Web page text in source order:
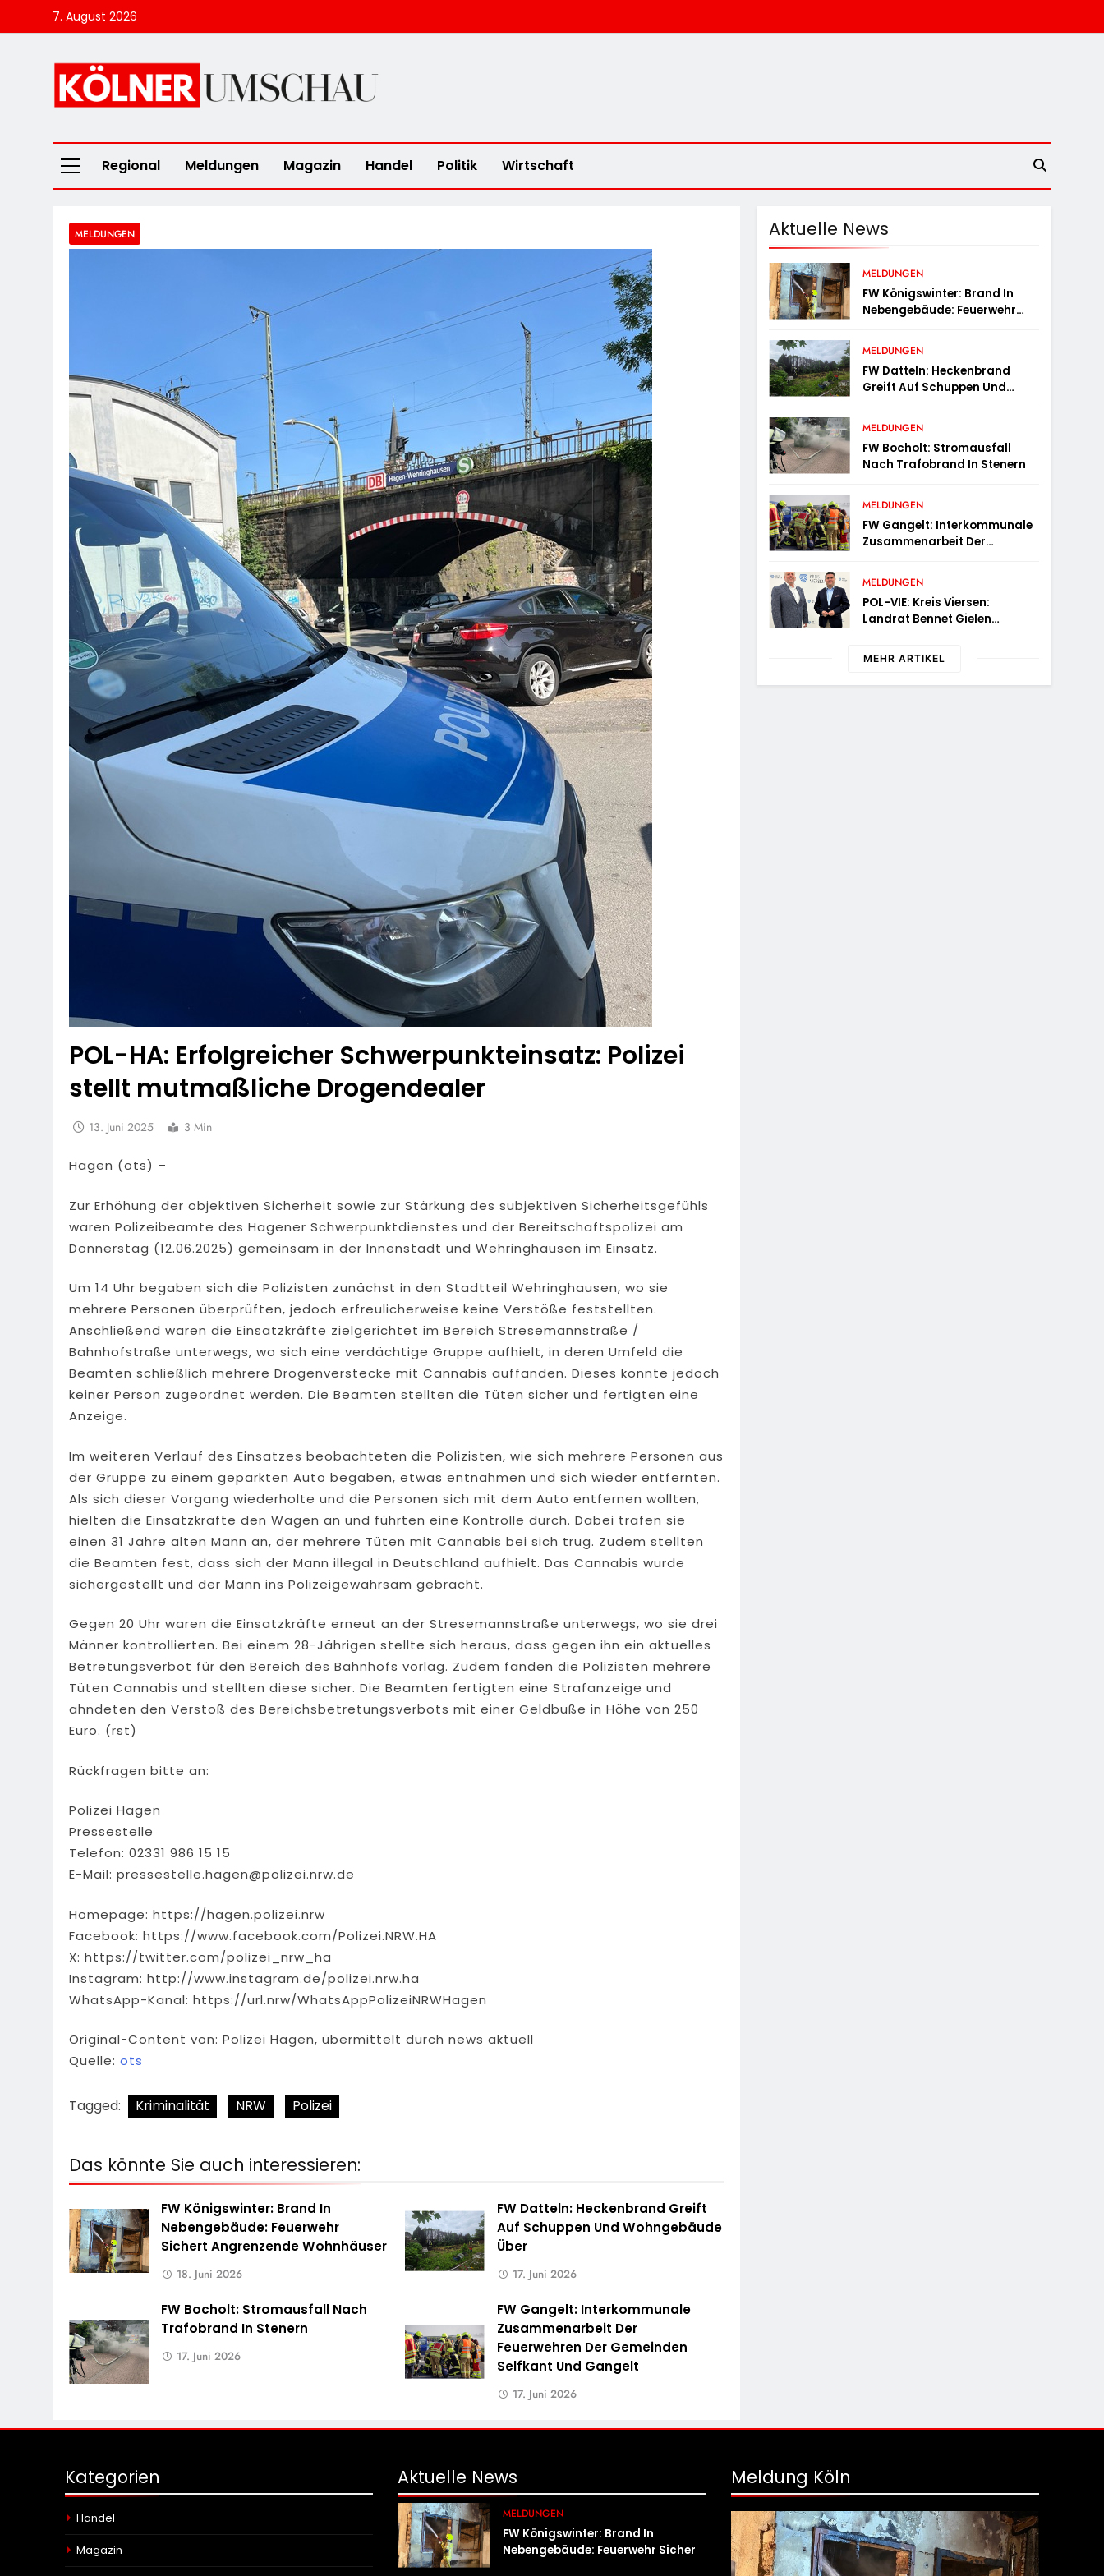
to
7. August 2026
Kölner Umschau
Regional Meldungen Magazin Handel Politik Wirtschaft
MELDUNGEN
POL-HA: Erfolgreicher Schwerpunkteinsatz: Polizei
stellt mutmaßliche Drogendealer
13. Juni 2025 3 Min
Hagen (ots) –
Zur Erhöhung der objektiven Sicherheit sowie zur Stärkung des subjektiven Sicherheitsgefühls
waren Polizeibeamte des Hagener Schwerpunktdienstes und der Bereitschaftspolizei am
Donnerstag (12.06.2025) gemeinsam in der Innenstadt und Wehringhausen im Einsatz.
Um 14 Uhr begaben sich die Polizisten zunächst in den Stadtteil Wehringhausen, wo sie
mehrere Personen überprüften, jedoch erfreulicherweise keine Verstöße feststellten.
Anschließend waren die Einsatzkräfte zielgerichtet im Bereich Stresemannstraße /
Bahnhofstraße unterwegs, wo sich eine verdächtige Gruppe aufhielt, in deren Umfeld die
Beamten schließlich mehrere Drogenverstecke mit Cannabis auffanden. Dieses konnte jedoch
keiner Person zugeordnet werden. Die Beamten stellten die Tüten sicher und fertigten eine
Anzeige.
Im weiteren Verlauf des Einsatzes beobachteten die Polizisten, wie sich mehrere Personen aus
der Gruppe zu einem geparkten Auto begaben, etwas entnahmen und sich wieder entfernten.
Als sich dieser Vorgang wiederholte und die Personen sich mit dem Auto entfernen wollten,
hielten die Einsatzkräfte den Wagen an und führten eine Kontrolle durch. Dabei trafen sie
einen 31 Jahre alten Mann an, der mehrere Tüten mit Cannabis bei sich trug. Zudem stellten
die Beamten fest, dass sich der Mann illegal in Deutschland aufhielt. Das Cannabis wurde
sichergestellt und der Mann ins Polizeigewahrsam gebracht.
Gegen 20 Uhr waren die Einsatzkräfte erneut an der Stresemannstraße unterwegs, wo sie drei
Männer kontrollierten. Bei einem 28-Jährigen stellte sich heraus, dass gegen ihn ein aktuelles
Betretungsverbot für den Bereich des Bahnhofs vorlag. Zudem fanden die Polizisten mehrere
Tüten Cannabis und stellten diese sicher. Die Beamten fertigten eine Strafanzeige und
ahndeten den Verstoß des Bereichsbetretungsverbots mit einer Geldbuße in Höhe von 250
Euro. (rst)
Rückfragen bitte an:
Polizei Hagen
Pressestelle
Telefon: 02331 986 15 15
E-Mail: pressestelle.hagen@polizei.nrw.de
Homepage: https://hagen.polizei.nrw
Facebook: https://www.facebook.com/Polizei.NRW.HA
X: https://twitter.com/polizei_nrw_ha
Instagram: http://www.instagram.de/polizei.nrw.ha
WhatsApp-Kanal: https://url.nrw/WhatsAppPolizeiNRWHagen
Original-Content von: Polizei Hagen, übermittelt durch news aktuell
Quelle: ots
Tagged: Kriminalität NRW Polizei
Das könnte Sie auch interessieren:
FW Königswinter: Brand In
Nebengebäude: Feuerwehr
Sichert Angrenzende Wohnhäuser
18. Juni 2026
FW Datteln: Heckenbrand Greift
Auf Schuppen Und Wohngebäude
Über
17. Juni 2026
FW Bocholt: Stromausfall Nach
Trafobrand In Stenern
17. Juni 2026
FW Gangelt: Interkommunale
Zusammenarbeit Der
Feuerwehren Der Gemeinden
Selfkant Und Gangelt
17. Juni 2026
Aktuelle News
MELDUNGEN
FW Königswinter: Brand In
Nebengebäude: Feuerwehr
MELDUNGEN
FW Datteln: Heckenbrand
Greift Auf Schuppen Und
MELDUNGEN
FW Bocholt: Stromausfall
Nach Trafobrand In Stenern
MELDUNGEN
FW Gangelt: Interkommunale
Zusammenarbeit Der
Selfkant Und Gangelt
MELDUNGEN
POL-VIE: Kreis Viersen:
Landrat Bennet Gielen
Kriminalpolizei
MEHR ARTIKEL
Kategorien
Handel
Magazin
Aktuelle News
MELDUNGEN
FW Königswinter: Brand In
Nebengebäude: Feuerwehr Sichert
Meldung Köln